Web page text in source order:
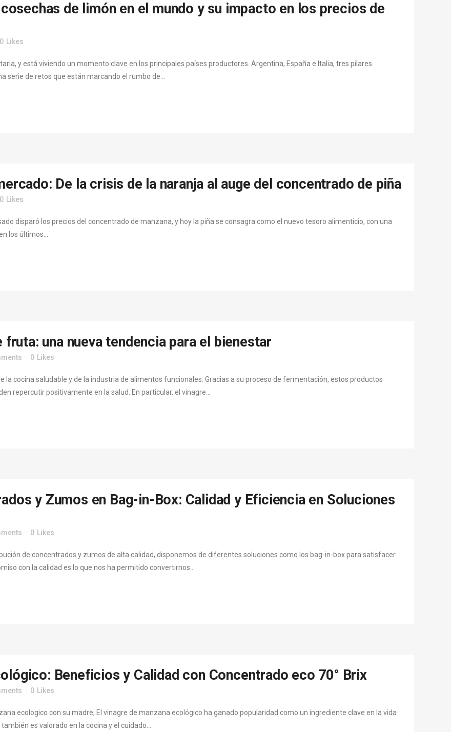
de limón en el mundo y su impacto en los precios de
0 Likes
y está viviendo un momento clave en los principales países productores. Argentina, España e Italia, tres pilares
de retos que están marcando el rumbo de...
De la crisis de la naranja al auge del concentrado de piña
0 Likes
disparó los precios del concentrado de manzana, y hoy la piña se consagra como el nuevo tesoro alimenticio, con una
los últimos...
una nueva tendencia para el bienestar
0 Likes
la cocina saludable y de la industria de alimentos funcionales. Gracias a su proceso de fermentación, estos productos
repercutir positivamente en la salud. En particular, el vinagre...
y Zumos en Bag-in-Box: Calidad y Eficiencia en Soluciones
0 Likes
de concentrados y zumos de alta calidad, disponemos de diferentes soluciones como los bag-in-box para satisfacer
con la calidad es lo que nos ha permitido convertirnos...
Beneficios y Calidad con Concentrado eco 70° Brix
0 Likes
ecologico con su madre, El vinagre de manzana ecológico ha ganado popularidad como un ingrediente clave en la vida
es valorado en la cocina y el cuidado...